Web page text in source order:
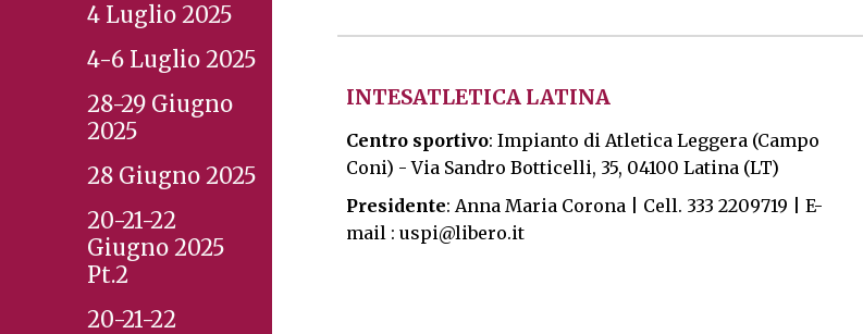
4 Luglio 2025
4-6 Luglio 2025
28-29 Giugno
2025
28 Giugno 2025
20-21-22
Giugno 2025
Pt.2
20-21-22
INTESATLETICA LATINA
Centro sportivo: Impianto di Atletica Leggera (Campo
Coni) -Via Sandro Botticelli, 35, 04100 Latina (LT)
Presidente: Anna Maria Corona | Cell. 333 2209719 | E-
mail : uspi@libero.it